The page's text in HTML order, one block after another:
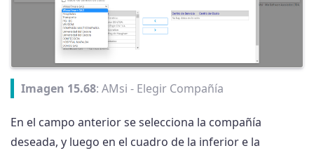
Imagen 15.68: AMsi - Elegir Compañía
En el campo anterior se selecciona la compañía
deseada, y luego en el cuadro de la inferior e la